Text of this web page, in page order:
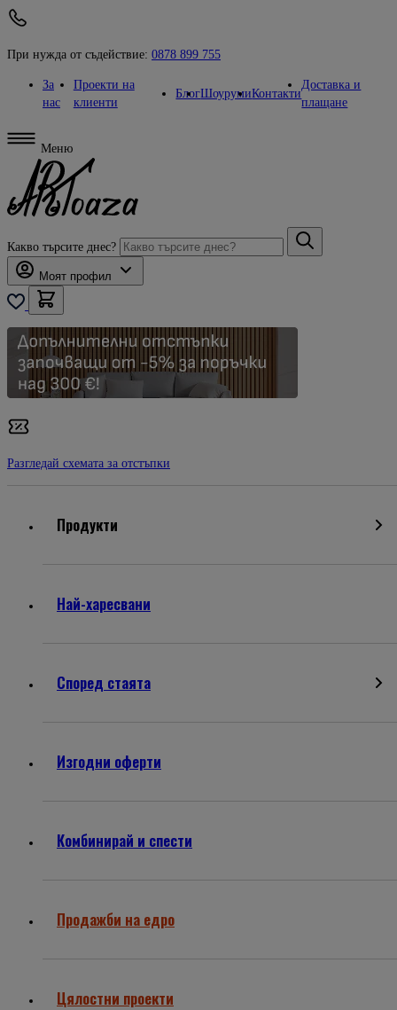
При нужда от съдействие: 0878 899 755
За
нас
Проекти на
клиенти
БлогШоурумиКонтакти
Доставка и
плащане
Меню
Какво търсите днес?
Моят профил
Разгледай схемата за отстъпки
Продукти
Най-харесвани
Според стаята
Изгодни оферти
Комбинирай и спести
Продажби на едро
Цялостни проекти